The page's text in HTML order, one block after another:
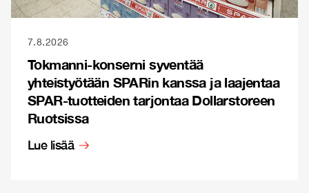
7.8.2026
Tokmanni-konserni syventää
yhteistyötään SPARin kanssa ja laajentaa
SPAR-tuotteiden tarjontaa Dollarstoreen
Ruotsissa
Lue lisää